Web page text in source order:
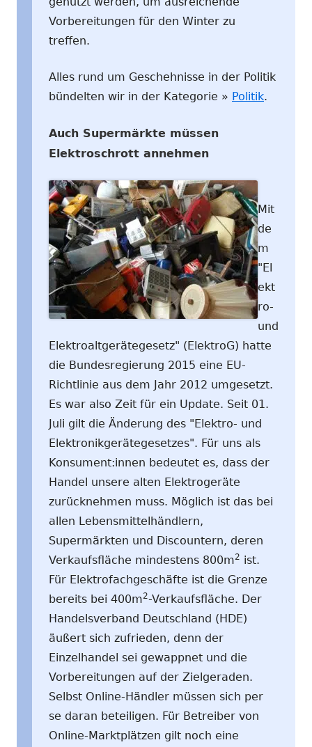
Vorbereitungen für den Winter zu
treffen.
Alles rund um Geschehnisse in der Politik
bündelten wir in der Kategorie » Politik.
Auch Supermärkte müssen
Elektroschrott annehmen
Mit
de
m
"El
ekt
ro-
und
Elektroaltgerätegesetz" (ElektroG) hatte
die Bundesregierung 2015 eine EU-
Richtlinie aus dem Jahr 2012 umgesetzt.
Es war also Zeit für ein Update. Seit 01.
Juli gilt die Änderung des "Elektro- und
Elektronikgerätegesetzes". Für uns als
Konsument:innen bedeutet es, dass der
Handel unsere alten Elektrogeräte
zurücknehmen muss. Möglich ist das bei
allen Lebensmittelhändlern,
Supermärkten und Discountern, deren
Verkaufsfläche mindestens 800m2 ist.
Für Elektrofachgeschäfte ist die Grenze
bereits bei 400m2-Verkaufsfläche. Der
Handelsverband Deutschland (HDE)
äußert sich zufrieden, denn der
Einzelhandel sei gewappnet und die
Vorbereitungen auf der Zielgeraden.
Selbst Online-Händler müssen sich per
se daran beteiligen. Für Betreiber von
Online-Marktplätzen gilt noch eine